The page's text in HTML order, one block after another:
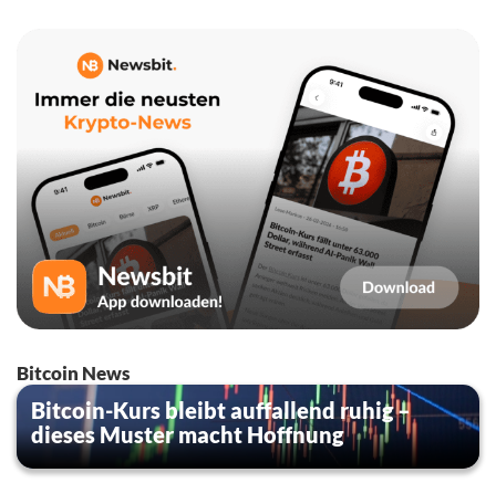
Bitcoin News
Bitcoin-Kurs bleibt auffallend ruhig –
dieses Muster macht Hoffnung